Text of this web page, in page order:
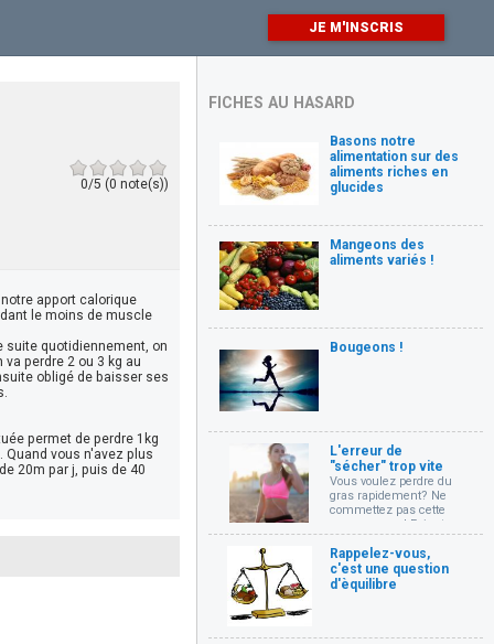
JE M'INSCRIS
0/5 (0 note(s))
apport calorique
le moins de muscle
suite quotidiennement, on
perdre 2 ou 3 kg au
obligé de baisser ses
permet de perdre 1kg
vous n'avez plus
20m par j, puis de 40
FICHES AU HASARD
Basons notre
alimentation sur des
aliments riches en
glucides
Mangeons des
aliments variés !
Bougeons !
L'erreur de
"sécher" trop vite
Vous voulez perdre du
gras rapidement? Ne
commettez pas cette
grosse erreur! Faire trop
de cardio et manger
trop peu d'un coup!
Rappelez-vous,
c'est une question
d'èquilibre